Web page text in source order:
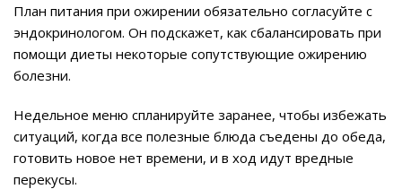
План питания при ожирении обязательно согласуйте с
эндокринологом. Он подскажет, как сбалансировать при
помощи диеты некоторые сопутствующие ожирению
болезни.
Недельное меню спланируйте заранее, чтобы избежать
ситуаций, когда все полезные блюда съедены до обеда,
готовить новое нет времени, и в ход идут вредные
перекусы.